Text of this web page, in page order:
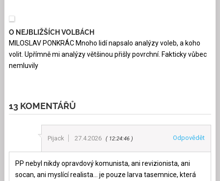
O NEJBLIŽŠÍCH VOLBÁCH
MILOSLAV PONKRÁC Mnoho lidí napsalo analýzy voleb, a koho
volit. Upřímně mi analýzy většinou přišly povrchní. Fakticky vůbec
nemluvily
13 KOMENTÁŘŮ
Pijack 27.4.2026 12:24:46 Odpovědět
PP nebyl nikdy opravdový komunista, ani revizionista, ani
socan, ani myslící realista… je pouze larva tasemnice, která